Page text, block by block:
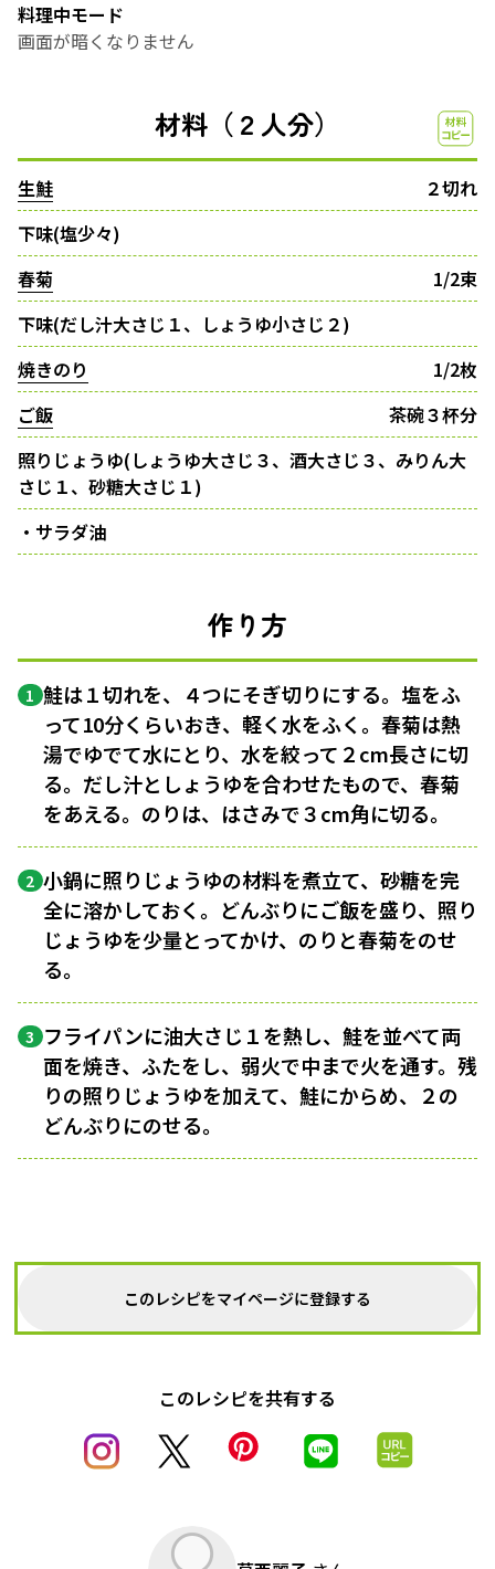
料理中モード
画面が暗くなりません
材料（２人分）
生鮭
２切れ
下味(塩少々)
春菊
1/2束
下味(だし汁大さじ１、しょうゆ小さじ２)
焼きのり
1/2枚
ご飯
茶碗３杯分
照りじょうゆ(しょうゆ大さじ３、酒大さじ３、みりん大
さじ１、砂糖大さじ１)
・サラダ油
作り方
1 鮭は１切れを、４つにそぎ切りにする。塩をふ
って10分くらいおき、軽く水をふく。春菊は熱
湯でゆでて水にとり、水を絞って２cm長さに切
る。だし汁としょうゆを合わせたもので、春菊
をあえる。のりは、はさみで３cm角に切る。
2 小鍋に照りじょうゆの材料を煮立て、砂糖を完
全に溶かしておく。どんぶりにご飯を盛り、照り
じょうゆを少量とってかけ、のりと春菊をのせ
る。
3 フライパンに油大さじ１を熱し、鮭を並べて両
面を焼き、ふたをし、弱火で中まで火を通す。残
りの照りじょうゆを加えて、鮭にからめ、２の
どんぶりにのせる。
このレシピをマイページに登録する
このレシピを共有する